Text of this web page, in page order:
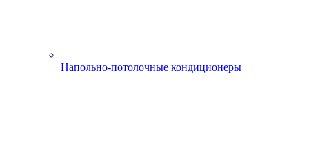
Напольно-потолочные кондиционеры